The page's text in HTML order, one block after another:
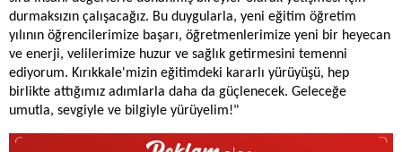
durmaksızın çalışacağız. Bu duygularla, yeni eğitim öğretim
yılının öğrencilerimize başarı, öğretmenlerimize yeni bir heyecan
ve enerji, velilerimize huzur ve sağlık getirmesini temenni
ediyorum. Kırıkkale'mizin eğitimdeki kararlı yürüyüşü, hep
birlikte attığımız adımlarla daha da güçlenecek. Geleceğe
umutla, sevgiyle ve bilgiyle yürüyelim!"